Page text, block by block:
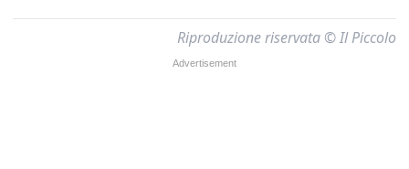
Riproduzione riservata © Il Piccolo